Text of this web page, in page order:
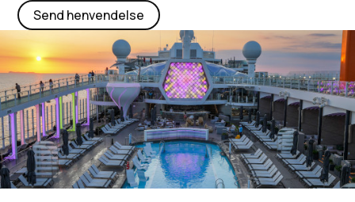
Send henvendelse